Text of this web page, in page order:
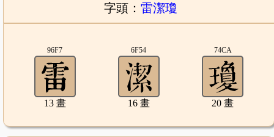
字頭： 雷潔瓊
96F7
13 畫
6F54
16 畫
74CA
20 畫